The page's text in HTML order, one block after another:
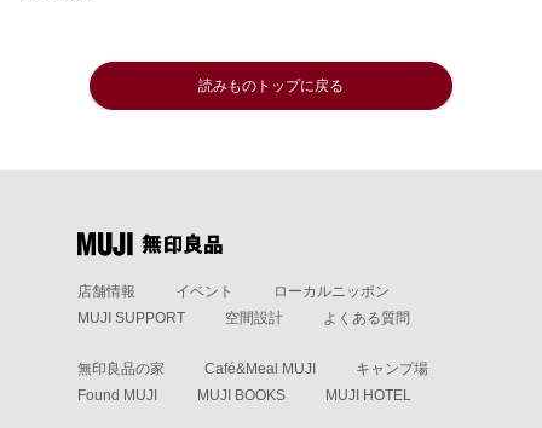
読みものトップに戻る
店舗情報 イベント
ローカルニッポン
MUJI SUPPORT
空間設計 よくある質問
無印良品の家 Café&Meal MUJI
キャンプ場
Found MUJI
MUJI BOOKS MUJI HOTEL